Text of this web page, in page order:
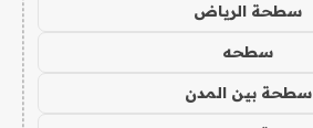
سطحة الرياض
سطحه
سطحة بين المدن